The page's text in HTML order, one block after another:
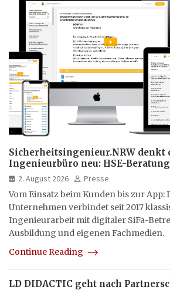
Sicherheitsingenieur.NRW denkt
Ingenieurbüro neu: HSE-
hybrid und multimedial
2. August 2026
Presse
Vom Einsatz beim Kunden bis zur App:
Unternehmen verbindet seit 2017
Ingenieurarbeit mit digitaler SiFa-
Ausbildung und eigenen Fachmedien.
Continue Reading
LD DIDACTIC geht nach